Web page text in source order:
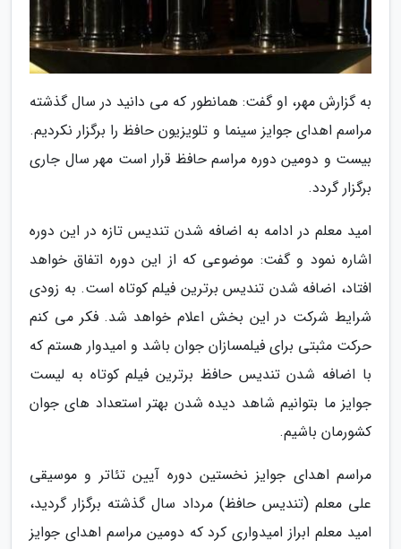
به گزارش مهر، او گفت: همانطور که می دانید در سال گذشته
مراسم اهدای جوایز سینما و تلویزیون حافظ را برگزار نکردیم.
بیست و دومین دوره مراسم حافظ قرار است مهر سال جاری
برگزار گردد.
امید معلم در ادامه به اضافه شدن تندیس تازه در این دوره
اشاره نمود و گفت: موضوعی که از این دوره اتفاق خواهد
افتاد، اضافه شدن تندیس برترین فیلم کوتاه است. به زودی
شرایط شرکت در این بخش اعلام خواهد شد. فکر می کنم
حرکت مثبتی برای فیلمسازان جوان باشد و امیدوار هستم که
با اضافه شدن تندیس حافظ برترین فیلم کوتاه به لیست
جوایز ما بتوانیم شاهد دیده شدن بهتر استعداد های جوان
کشورمان باشیم.
مراسم اهدای جوایز نخستین دوره آیین تئاتر و موسیقی
علی معلم (تندیس حافظ) مرداد سال گذشته برگزار گردید،
امید معلم ابراز امیدواری کرد که دومین مراسم اهدای جوایز